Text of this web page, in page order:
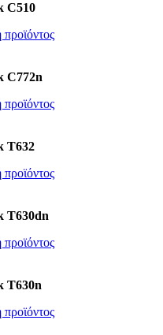
C510
C772n
T632
T630dn
T630n